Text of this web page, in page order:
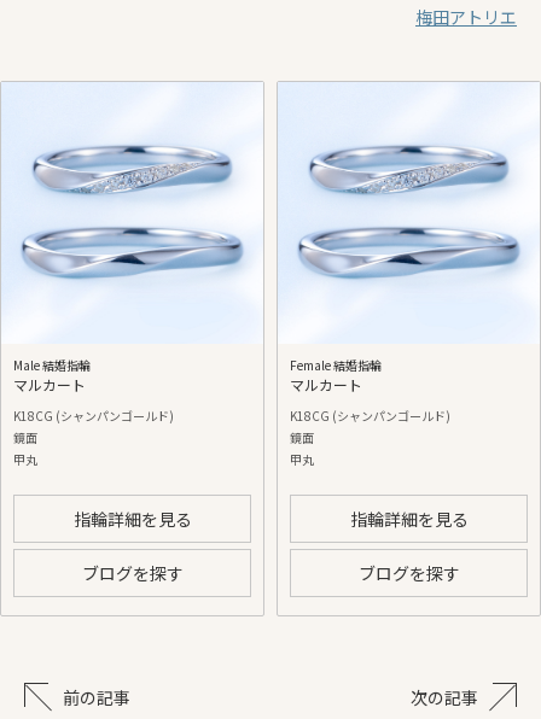
梅田アトリエ
Male 結婚指輪
マルカート
K18CG (シャンパンゴールド)
鏡面
甲丸
指輪詳細を見る
ブログを探す
Female 結婚指輪
マルカート
K18CG (シャンパンゴールド)
鏡面
甲丸
指輪詳細を見る
ブログを探す
前の記事 次の記事